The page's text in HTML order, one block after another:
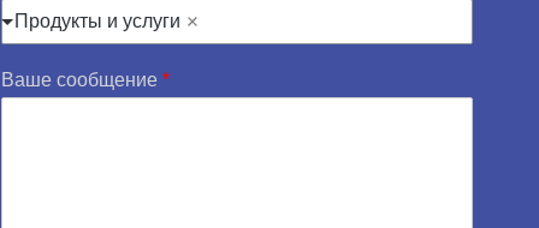
Продукты и услуги
Ваше сообщение *